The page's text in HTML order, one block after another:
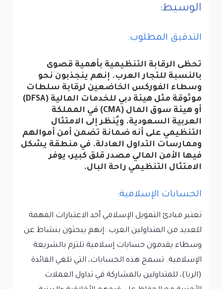
الوسيط:
التدقيق المطلوب:
تحظى الرقابة التنظيمية بأهمية قصوى
بالنسبة للتجار العرب. إنهم ينجذبون نحو
وسطاء الفوركس الخاضعين لرقابة سلطات
موثوقة مثل هيئة دبي للخدمات المالية (DFSA)
أو هيئة سوق المال (CMA) في المملكة
العربية السعودية. ويُنظر إلى الامتثال
التنظيمي على أنه ضمانة تضمن أمن أموالهم
وممارسات التداول العادلة. في منطقة يشكل
فيها الأمن المالي مصدر قلق كبير، يوفر
الامتثال التنظيمي راحة البال.
الحسابات الإسلامية:
تعتبر مبادئ التمويل الإسلامي أحد الاعتبارات المهمة
للعديد من المتداولين العرب. إنهم يبحثون بنشاط عن
وسطاء يقدمون حسابات إسلامية تلتزم بالشريعة
الإسلامية. تسمح هذه الحسابات، التي تلغي الفائدة
(الربا)، للمتداولين بالمشاركة في تداول العملات